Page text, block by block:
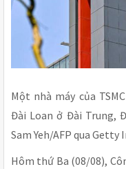
Một nhà máy của
Đài Loan ở Đài Trung,
Sam Yeh/AFP qua Getty
Hôm thứ Ba (08/08),